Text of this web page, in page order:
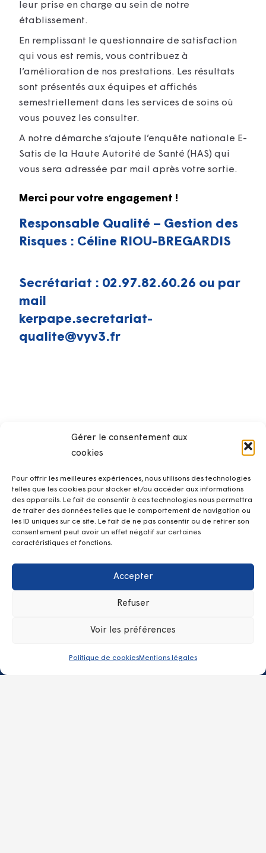
Gérer le consentement aux
cookies
Pour offrir les meilleures expériences, nous utilisons des technologies
telles que les cookies pour stocker et/ou accéder aux informations
des appareils. Le fait de consentir à ces technologies nous permettra
de traiter des données telles que le comportement de navigation ou
les ID uniques sur ce site. Le fait de ne pas consentir ou de retirer son
consentement peut avoir un effet négatif sur certaines
caractéristiques et fonctions.
Accepter
Refuser
Voir les préférences
Politique de cookiesMentions légales
leur prise en charge au sein de notre
établissement.
En remplissant le questionnaire de satisfaction
qui vous est remis, vous contribuez à
l’amélioration de nos prestations. Les résultats
sont présentés aux équipes et affichés
semestriellement dans les services de soins où
vous pouvez les consulter.
A notre démarche s’ajoute l’enquête nationale E-
Satis de la Haute Autorité de Santé (HAS) qui
vous sera adressée par mail après votre sortie.
Merci pour votre engagement !
Responsable Qualité – Gestion des
Risques : Céline RIOU-BREGARDIS
Secrétariat : 02.97.82.60.26 ou par
mail
kerpape.secretariat-
qualite@vyv3.fr